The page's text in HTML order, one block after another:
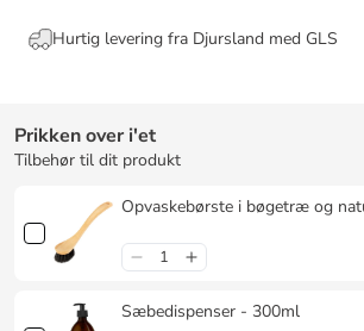
Hurtig levering fra Djursland med GLS
Prikken over i'et
Tilbehør til dit produkt
Opvaskebørste i bøgetræ og
Sæbedispenser - 300ml